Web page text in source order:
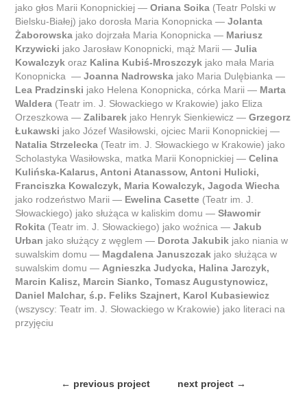
jako głos Marii Konopnickiej —Oriana Soika (Teatr Polski w
Bielsku-Białej) jako dorosła Maria Konopnicka —Jolanta
Żaborowska jako dojrzała Maria Konopnicka — Mariusz
Krzywicki jako Jarosław Konopnicki, mąż Marii —Julia
Kowalczyk oraz Kalina Kubiś-Mroszczyk jako mała Maria
Konopnicka —Joanna Nadrowska jako Maria Dulębianka —
Lea Pradzinski jako Helena Konopnicka, córka Marii — Marta
Waldera (Teatr im. J. Słowackiego w Krakowie) jako Eliza
Orzeszkowa —Zalibarek jako Henryk Sienkiewicz —Grzegorz
Łukawski jako Józef Wasiłowski, ojciec Marii Konopnickiej —
Natalia Strzelecka (Teatr im. J. Słowackiego w Krakowie) jako
Scholastyka Wasiłowska, matka Marii Konopnickiej —Celina
Kulińska-Kalarus, Antoni Atanassow, Antoni Hulicki,
Franciszka Kowalczyk, Maria Kowalczyk, Jagoda Wiecha
jako rodzeństwo Marii — Ewelina Casette (Teatr im. J.
Słowackiego) jako służąca w kaliskim domu —Sławomir
Rokita (Teatr im. J. Słowackiego) jako woźnica —Jakub
Urban jako służący z węglem — Dorota Jakubik jako niania w
suwalskim domu — Magdalena Januszczak jako służąca w
suwalskim domu — Agnieszka Judycka, Halina Jarczyk,
Marcin Kalisz, Marcin Sianko, Tomasz Augustynowicz,
Daniel Malchar, ś.p. Feliks Szajnert, Karol Kubasiewicz
(wszyscy: Teatr im. J. Słowackiego w Krakowie) jako literaci na
przyjęciu
← previous project next project →